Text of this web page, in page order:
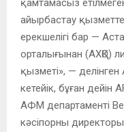
қамтамасыз
айырбастау
ерекшелігі бар —
орталығынан (АХҚО)
қызметі», —
кетейік, бұған
АФМ департаменті
кәсіпорны